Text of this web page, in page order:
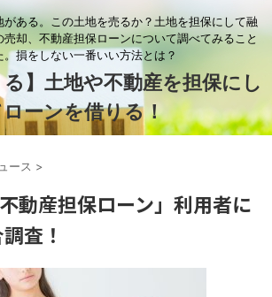
ある。この土地を売るか？土地を担保にして融
却、不動産担保ローンについて調べてみること
。損をしない一番いい方法とは？
】土地や不動産を担保にし
ーンを借りる！
ース >
動産担保ローン」利用者に
査！